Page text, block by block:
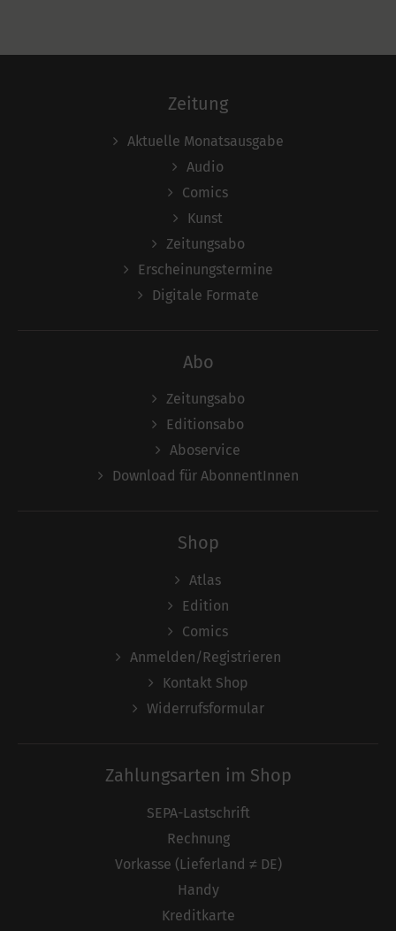
Zeitung
Aktuelle Monatsausgabe
Audio
Comics
Kunst
Zeitungsabo
Erscheinungstermine
Digitale Formate
Abo
Zeitungsabo
Editionsabo
Aboservice
Download für AbonnentInnen
Shop
Atlas
Edition
Comics
Anmelden/Registrieren
Kontakt Shop
Widerrufsformular
Zahlungsarten im Shop
SEPA-Lastschrift
Rechnung
Vorkasse (Lieferland ≠ DE)
Handy
Kreditkarte